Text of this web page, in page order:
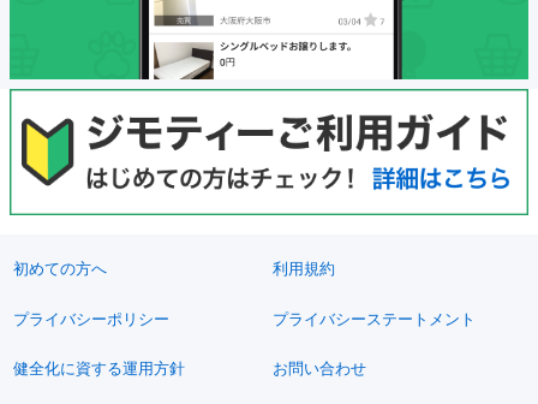
初めての方へ 利用規約
プライバシーポリシー プライバシーステートメント
健全化に資する運用方針 お問い合わせ